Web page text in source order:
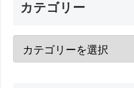
カテゴリー